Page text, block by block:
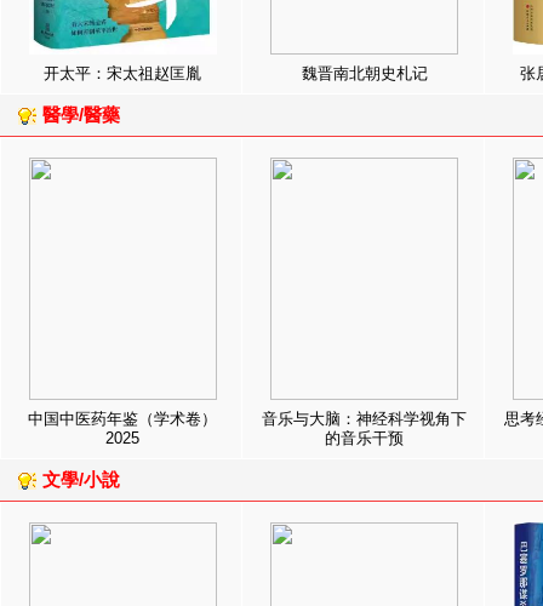
开太平：宋太祖赵匡胤 魏晋南北朝史札记 张
醫學/醫藥
中国中医药年鉴（学术卷）
2025
音乐与大脑：神经科学视角下
的音乐干预
思考
文學/小說